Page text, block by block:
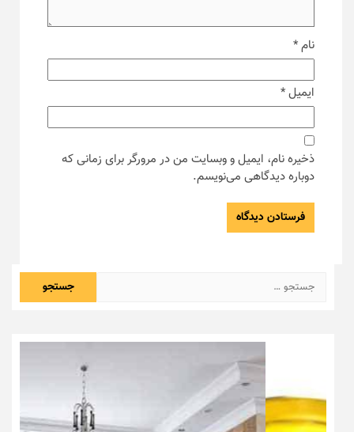
نام*
ایمیل*
ذخیره نام، ایمیل و وبسایت من در مرورگر برای زمانی که
دوباره دیدگاهی می‌نویسم.
جستجو
برای: